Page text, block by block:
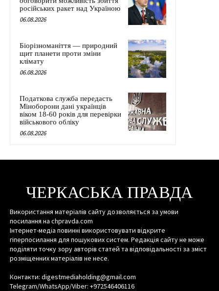
російських ракет над Україною
06.08.2026
Біорізноманіття — природний
щит планети проти зміни
клімату
06.08.2026
Податкова служба передасть
Міноборони дані українців
віком 18-60 років для перевірки
військового обліку
06.08.2026
ЧЕРКАСЬКА ПРАВДА
Використання матеріалів сайту дозволяється за умови
посилання на chpravda.com
Інтернет-медіа повинні використовувати відкрите
гіперпосилання для пошукових систем. Редакція сайту не може
поділяти точку зору авторів статей та відповідальності за зміст
розміщенних матеріалів не несе.
Контакти: digestmediaholding@gmail.com
Telegram/WhatsApp/Viber: +972546406116